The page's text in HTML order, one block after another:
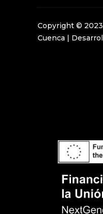
Copyright ©
Cuenca |